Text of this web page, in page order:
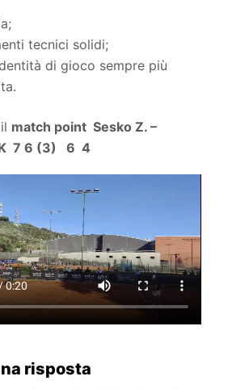
tecnici solidi;
di gioco sempre più
match point Sesko Z. –
7 6 (3) 6 4
risposta